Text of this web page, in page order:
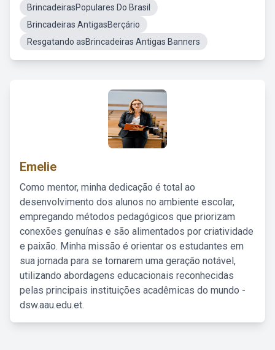
BrincadeirasPopulares Do Brasil
Brincadeiras AntigasBerçário
Resgatando asBrincadeiras Antigas Banners
Emelie
Como mentor, minha dedicação é total ao
desenvolvimento dos alunos no ambiente escolar,
empregando métodos pedagógicos que priorizam
conexões genuínas e são alimentados por criatividade
e paixão. Minha missão é orientar os estudantes em
sua jornada para se tornarem uma geração notável,
utilizando abordagens educacionais reconhecidas
pelas principais instituições acadêmicas do mundo -
dsw.aau.edu.et.